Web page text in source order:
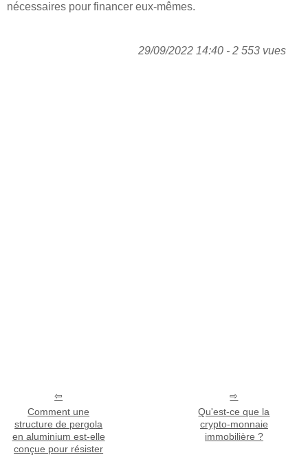
nécessaires pour financer eux-mêmes.
29/09/2022 14:40 - 2 553 vues
Comment une
structure de pergola
en aluminium est-elle
conçue pour résister
Qu'est-ce que la
crypto-monnaie
immobilière ?